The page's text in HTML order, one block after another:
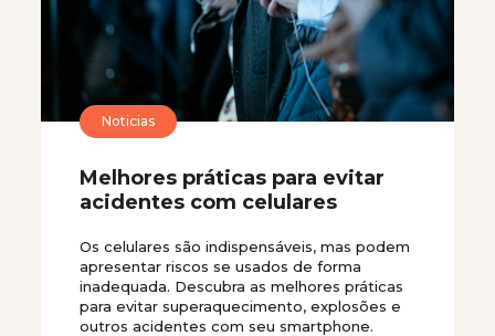
Noticias
Melhores práticas para evitar
acidentes com celulares
Os celulares são indispensáveis, mas podem
apresentar riscos se usados de forma
inadequada. Descubra as melhores práticas
para evitar superaquecimento, explosões e
outros acidentes com seu smartphone.